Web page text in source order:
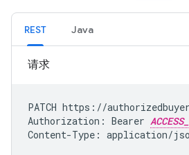
REST Java
请求
PATCH https://
Authorization: Bearer
Content-Type: application/